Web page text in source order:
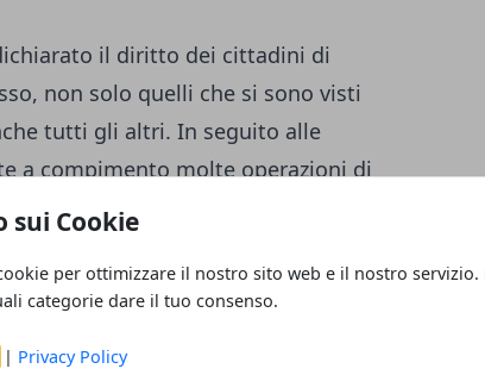
sui Cookie
per ottimizzare il nostro sito web e il nostro servizio.
categorie dare il tuo consenso.
Privacy Policy
il diritto dei cittadini di
non solo quelli che si sono visti
tutti gli altri. In seguito alle
a compimento molte operazioni di
mila Euro ma ancora tante sono
cambiate mentre la legge vigente
un provvedimento del Governo per
un capitale notevole immobilizzato
non avviene anche perché